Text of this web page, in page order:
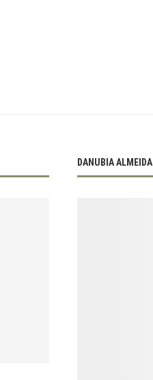
DANUBIA ALMEIDA